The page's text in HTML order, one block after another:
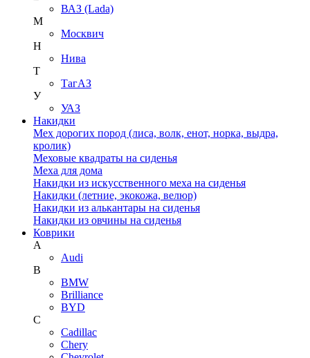
ВАЗ (Lada)
М
Москвич
Н
Нива
Т
ТагАЗ
У
УАЗ
Накидки
Мех дорогих пород (лиса, волк, енот, норка, выдра,
кролик)
Меховые квадраты на сиденья
Меха для дома
Накидки из искусственного меха на сиденья
Накидки (летние, экокожа, велюр)
Накидки из алькантары на сиденья
Накидки из овчины на сиденья
Коврики
A
Audi
B
BMW
Brilliance
BYD
C
Cadillac
Chery